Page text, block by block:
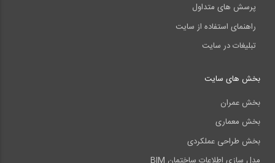
پرسش های متداول
راهنمای استفاده از سایت
تبلیغات در سایت
بخش های سایت
بخش عمران
بخش معماری
بخش طراحی عملکردی